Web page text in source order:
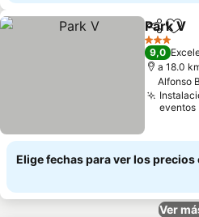
Compartir
Park V
3 Estrellas
9,0
a 18.0
Alfonso
eventos
Elige fechas para ver los precios
Ver